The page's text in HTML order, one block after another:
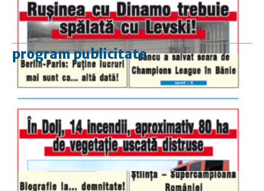
program publicitate
luni-vineri
9.00 - 17.00
duminică
9.00 - 12.00